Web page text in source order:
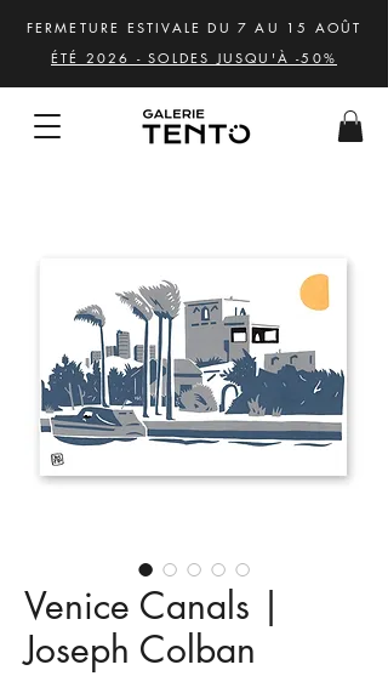
FERMETURE ESTIVALE DU 7 AU 15 AOÛT
ÉTÉ 2026 - SOLDES JUSQU'À -50%
Venice Canals |
Joseph Colban